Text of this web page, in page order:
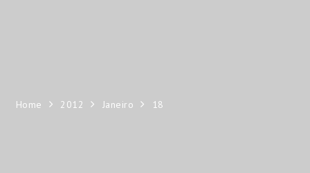
Home 2012 Janeiro 18